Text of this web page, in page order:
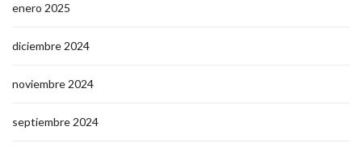
enero 2025
diciembre 2024
noviembre 2024
septiembre 2024